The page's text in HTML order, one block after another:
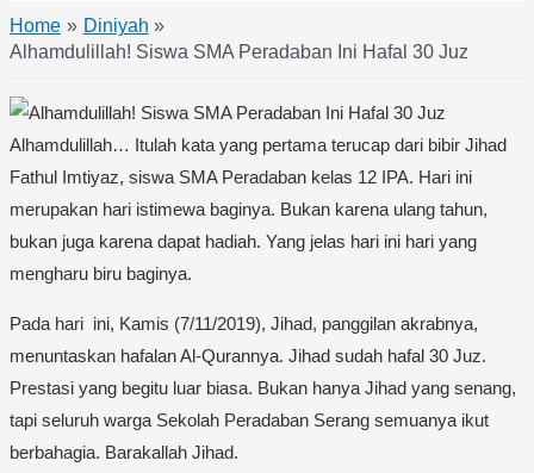
Home
Diniyah
Alhamdulillah! Siswa SMA Peradaban Ini Hafal 30 Juz
Alhamdulillah… Itulah kata yang pertama terucap dari bibir Jihad
Fathul Imtiyaz, siswa SMA Peradaban kelas 12 IPA. Hari ini
merupakan hari istimewa baginya. Bukan karena ulang tahun,
bukan juga karena dapat hadiah. Yang jelas hari ini hari yang
mengharu biru baginya.
Pada hari ini, Kamis (7/11/2019), Jihad, panggilan akrabnya,
menuntaskan hafalan Al-Qurannya. Jihad sudah hafal 30 Juz.
Prestasi yang begitu luar biasa. Bukan hanya Jihad yang senang,
tapi seluruh warga Sekolah Peradaban Serang semuanya ikut
berbahagia. Barakallah Jihad.